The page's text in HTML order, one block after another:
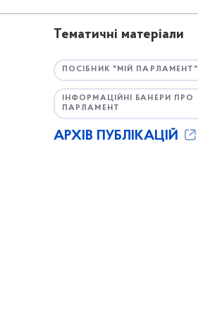
Тематичні матеріали
ПОСІБНИК "МІЙ ПАРЛАМЕНТ"
ІНФОРМАЦІЙНІ БАНЕРИ ПРО
ПАРЛАМЕНТ
АРХІВ ПУБЛІКАЦІЙ